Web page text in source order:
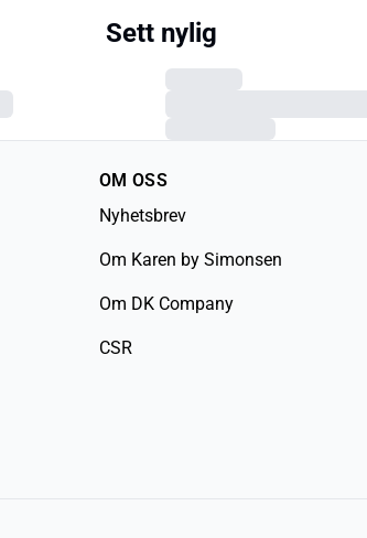
Sett nylig
OM OSS
Nyhetsbrev
Om Karen by Simonsen
Om DK Company
CSR